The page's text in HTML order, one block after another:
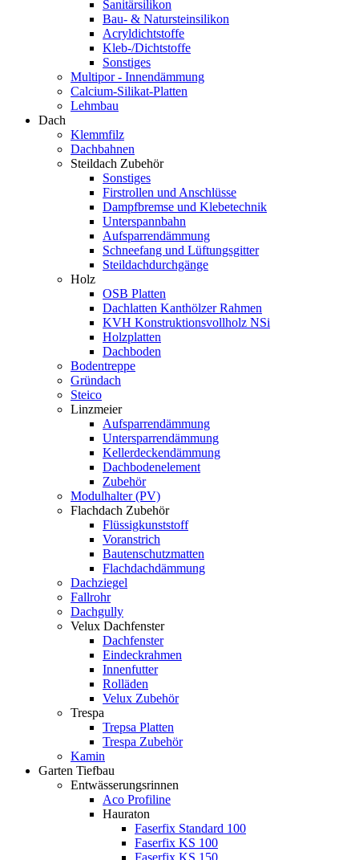
Sanitärsilikon
Bau- & Natursteinsilikon
Acryldichtstoffe
Kleb-/Dichtstoffe
Sonstiges
Multipor - Innendämmung
Calcium-Silikat-Platten
Lehmbau
Dach
Klemmfilz
Dachbahnen
Steildach Zubehör
Sonstiges
Firstrollen und Anschlüsse
Dampfbremse und Klebetechnik
Unterspannbahn
Aufsparrendämmung
Schneefang und Lüftungsgitter
Steildachdurchgänge
Holz
OSB Platten
Dachlatten Kanthölzer Rahmen
KVH Konstruktionsvollholz NSi
Holzplatten
Dachboden
Bodentreppe
Gründach
Steico
Linzmeier
Aufsparrendämmung
Untersparrendämmung
Kellerdeckendämmung
Dachbodenelement
Zubehör
Modulhalter (PV)
Flachdach Zubehör
Flüssigkunststoff
Voranstrich
Bautenschutzmatten
Flachdachdämmung
Dachziegel
Fallrohr
Dachgully
Velux Dachfenster
Dachfenster
Eindeckrahmen
Innenfutter
Rolläden
Velux Zubehör
Trespa
Trepsa Platten
Trespa Zubehör
Kamin
Garten Tiefbau
Entwässerungsrinnen
Aco Profiline
Hauraton
Faserfix Standard 100
Faserfix KS 100
Faserfix KS 150